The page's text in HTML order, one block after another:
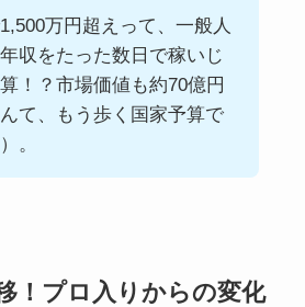
万円超えって、一般人
収をたった数日で稼いじ
！？市場価値も約70億円
て、もう歩く国家予算で
。
！プロ入りからの変化